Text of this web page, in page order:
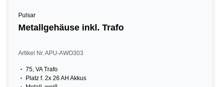
Pulsar
Metallgehäuse inkl. Trafo
Artikel Nr. APU-AWO303
75, VA Trafo
Platz f. 2x 26 AH Akkus